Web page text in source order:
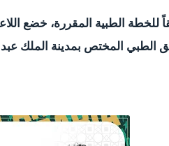
للخطة الطبية المقررة، خضع
الطبي المختص بمدينة الملك